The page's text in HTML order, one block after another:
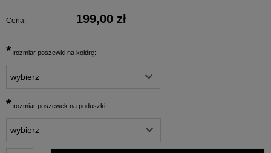
Cena: 199,00 zł
* rozmiar poszewki na kołdrę:
* rozmiar poszewek na poduszki: